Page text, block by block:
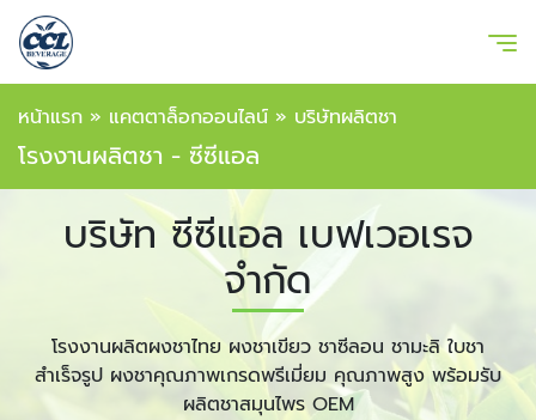
หน้าแรก » แคตตาล็อกออนไลน์ » บริษัทผลิตชา
โรงงานผลิตชา - ซีซีแอล
บริษัท ซีซีแอล เบฟเวอเรจ
จำกัด
โรงงานผลิตผงชาไทย ผงชาเขียว ชาซีลอน ชามะลิ ใบชา
สำเร็จรูป ผงชาคุณภาพเกรดพรีเมี่ยม คุณภาพสูง พร้อมรับ
ผลิตชาสมุนไพร OEM